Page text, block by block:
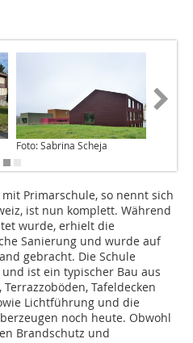
Foto: Sabrina Scheja
Primarschule, so nennt sich
ist nun komplett. Während
wurde, erhielt die
Sanierung und wurde auf
gebracht. Die Schule
ist ein typischer Bau aus
Tafeldecken
Lichtführung und die
noch heute. Obwohl
Brandschutz und